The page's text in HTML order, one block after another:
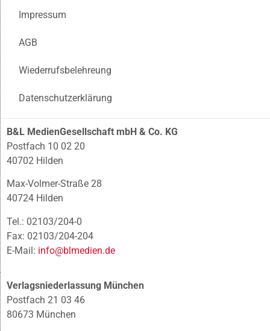
Impressum
AGB
Wiederrufsbelehreung
Datenschutzerklärung
B&L MedienGesellschaft mbH & Co. KG
Postfach 10 02 20
40702 Hilden
Max-Volmer-Straße 28
40724 Hilden
Tel.: 02103/204-0
Fax: 02103/204-204
E-Mail: info@blmedien.de
Verlagsniederlassung München
Postfach 21 03 46
80673 München